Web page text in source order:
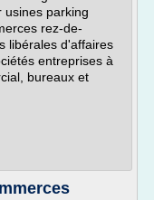
usines parking
rez-de-
libérales d'affaires
entreprises à
bureaux et